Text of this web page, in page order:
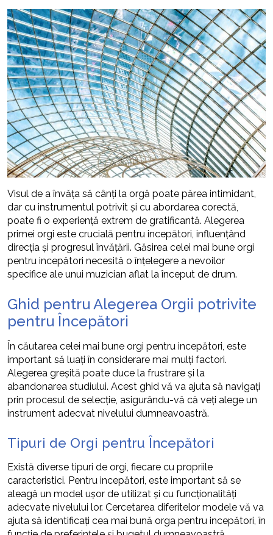
Visul de a învăța să cânți la orgă poate părea intimidant,
dar cu instrumentul potrivit și cu abordarea corectă,
poate fi o experiență extrem de gratificantă. Alegerea
primei orgi este crucială pentru incepători, influențând
direcția și progresul învățării. Găsirea celei mai bune orgi
pentru incepători necesită o înțelegere a nevoilor
specifice ale unui muzician aflat la început de drum.
Ghid pentru Alegerea Orgii potrivite
pentru Începători
În căutarea celei mai bune orgi pentru incepători, este
important să luați în considerare mai mulți factori.
Alegerea greșită poate duce la frustrare și la
abandonarea studiului. Acest ghid vă va ajuta să navigați
prin procesul de selecție, asigurându-vă că veți alege un
instrument adecvat nivelului dumneavoastră.
Tipuri de Orgi pentru Începători
Există diverse tipuri de orgi, fiecare cu propriile
caracteristici. Pentru incepători, este important să se
aleagă un model ușor de utilizat și cu funcționalități
adecvate nivelului lor. Cercetarea diferitelor modele vă va
ajuta să identificați cea mai bună orga pentru incepători, în